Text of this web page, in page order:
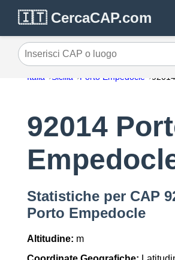
🇮🇹 CercaCAP.com
Inserisci CAP o luogo
Italia Sicilia Porto Empedocle 92014
92014
Statistiche per CAP
Porto Empedocle
Altitudine: m